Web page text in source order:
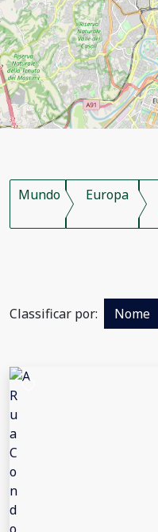
Mundo Europa
Classificar por: Nome